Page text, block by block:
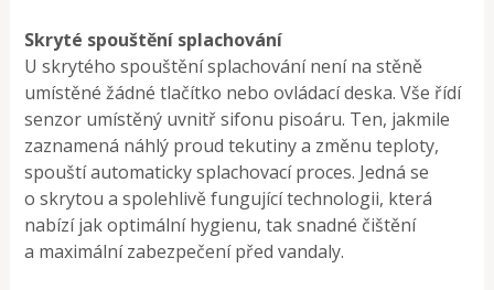
Skryté spouštění splachování
U skrytého spouštění splachování není na stěně
umístěné žádné tlačítko nebo ovládací deska. Vše řídí
senzor umístěný uvnitř sifonu pisoáru. Ten, jakmile
zaznamená náhlý proud tekutiny a změnu teploty,
spouští automaticky splachovací proces. Jedná se
o skrytou a spolehlivě fungující technologii, která
nabízí jak optimální hygienu, tak snadné čištění
a maximální zabezpečení před vandaly.